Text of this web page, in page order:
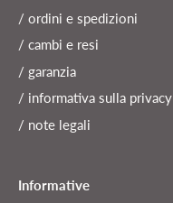
/ ordini e spedizioni
/ cambi e resi
/ garanzia
/ informativa sulla privacy
/ note legali
Informative